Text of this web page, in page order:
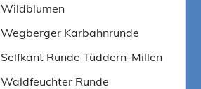
Wildblumen
Wegberger Karbahnrunde
Selfkant Runde Tüddern-Millen
Waldfeuchter Runde